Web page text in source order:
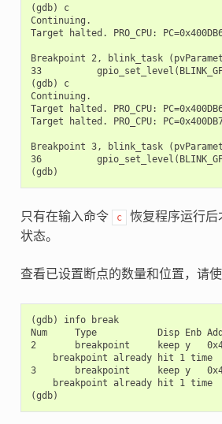
(gdb) c
Continuing.
Target halted. PRO_CPU:
Breakpoint 2, blink_task
33
(gdb) c
Continuing.
Target halted. PRO_CPU:
Target halted. PRO_CPU:
Breakpoint 3, blink_task
36
只有在输入命令 c
恢复程序运行后
状态。
查看已设置断点的数量和位置，请
(gdb) info break
Num     Type           Disp Enb
2       breakpoint     keep y
    breakpoint already hit 1 time
3       breakpoint     keep y
    breakpoint already hit 1 time